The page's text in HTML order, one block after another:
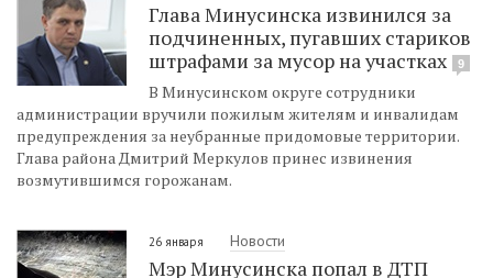
Глава Минусинска извинился за
подчиненных, пугавших стариков
штрафами за мусор на участках
9
В Минусинском округе сотрудники
администрации вручили пожилым жителям и инвалидам
предупреждения за неубранные придомовые территории.
Глава района Дмитрий Меркулов принес извинения
возмутившимся горожанам.
26 января Новости
Мэр Минусинска попал в ДТП